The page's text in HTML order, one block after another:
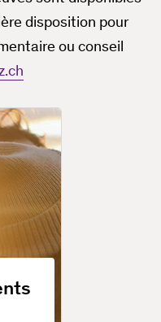
disposition pour
ou conseil